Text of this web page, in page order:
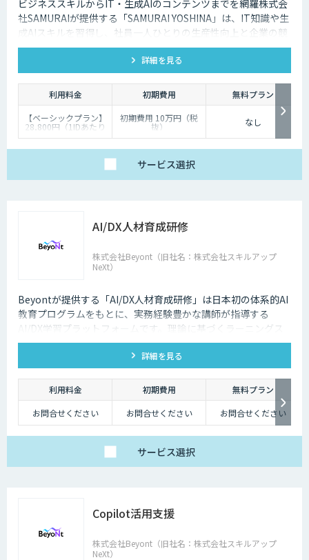
ビジネススキルからIT・生成AIのコンテンツまでを網羅株式会
社SAMURAIが提供する「SAMURAI YOSHINA」は、IT知識や生
成AIスキルを習得し、社員一人ひとりの生産性向上と企業の競
争力強化を支援するLMS（学習管理システム）です。
詳細を見る
利用料金 初期費用
無料プラン
【ベーシックプラン】
28,800円（1IDあたり
960円）
ご利用の人数やご要望
に応じて、柔軟にご対
初期費用 10万円（税
抜） なし
サービス選択
AI/DX人材育成研修
株式会社Beyont（旧社名：株式会社スキルアップ
NeXt）
Beyontが提供する「AI/DX人材育成研修」は日本初の体系的AI
教育プログラムをもとに、実務経験豊かな講師が指導する
AI/DX学習プラットフォームです。理論に基づくラーニングス
テップ、実際のビジネスデータセットを用いたカリキュラム、
学びを継続するためのコミュニティ、サポート体制、イベント
開催によるネットワーキング、これらの全てを用いて企業の学
びを支援します。
詳細を見る
利用料金 初期費用
無料プラン
お問合せください
お問合せください お問合せください
サービス選択
Copilot活用支援
株式会社Beyont（旧社名：株式会社スキルアップ
NeXt）